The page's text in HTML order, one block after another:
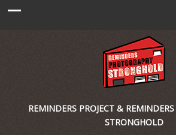
REMINDERS PROJECT &
STRONGHOLD